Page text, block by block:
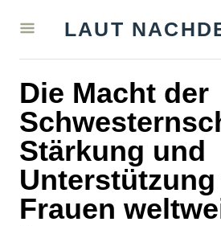
LAUT
Die Macht der
Stärkung und
Frauen